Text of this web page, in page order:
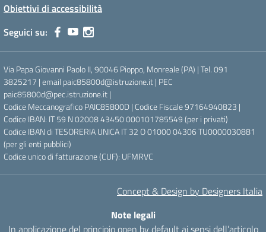
Obiettivi di accessibilità
Seguici su:
Via Papa Giovanni Paolo II, 90046 Pioppo, Monreale (PA) | Tel. 091
3825217 | email paic85800d@istruzione.it | PEC
paic85800d@pec.istruzione.it |
Codice Meccanografico PAIC85800D | Codice Fiscale 97164940823 |
Codice IBAN: IT 59 N 02008 43450 000101785549 (per i privati)
Codice IBAN di TESORERIA UNICA IT 32 O 01000 04306 TU0000030881
(per gli enti pubblici)
Codice unico di fatturazione (CUF): UFMRVC
Concept & Design by Designers Italia
Note legali
In applicazione del principio open by default ai sensi dell’articolo